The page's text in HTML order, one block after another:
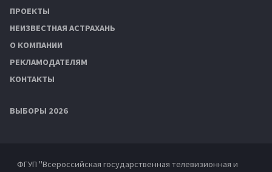
ПРОЕКТЫ
НЕИЗВЕСТНАЯ АСТРАХАНЬ
О КОМПАНИИ
РЕКЛАМОДАТЕЛЯМ
КОНТАКТЫ
ВЫБОРЫ 2026
ФГУП "Всероссийская государственная телевизионная и